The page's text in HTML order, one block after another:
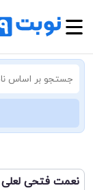
نعمت فتحی لعلی